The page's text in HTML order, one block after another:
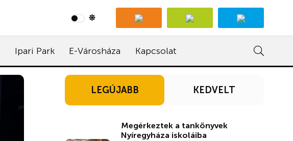
Ipari Park E-Városháza Kapcsolat
LEGÚJABB KEDVELT
Megérkeztek a tankönyvek
Nyíregyháza iskoláiba